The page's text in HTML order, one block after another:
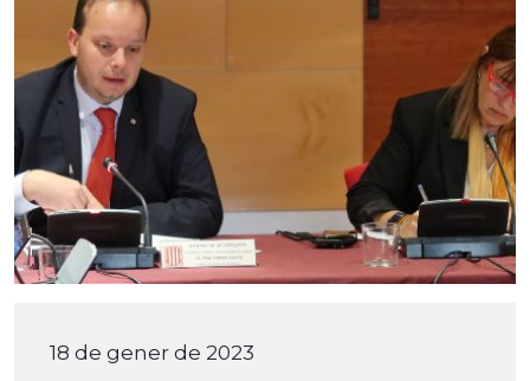
18 de gener de 2023